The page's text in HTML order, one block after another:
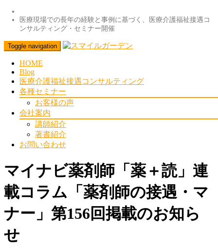
医療現場での長年の経験と事例に基づく、医療介護福祉接遇コ
ンサルティング・セミナー開催
Toggle navigation
HOME
Blog
医療介護福祉接遇コンサルティング
各種セミナー
お客様の声
会社案内
講師紹介
著書紹介
お問い合わせ
マイナビ薬剤師「薬＋読」連
載コラム「薬剤師の接遇・マ
ナー」第156回掲載のお知ら
せ